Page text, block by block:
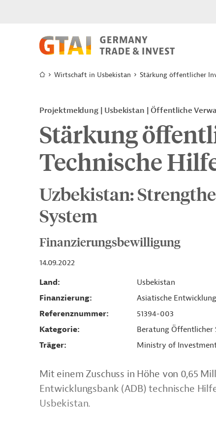
Wirtschaft in Usbekistan Stärkung öffentlicher
Projektmeldung Usbekistan Öffentliche
Stärkung
Technische
Uzbekistan:
System
Finanzierungsbewilligung
14.09.2022
Land
Usbekistan
Finanzierung
Asiatische
Referenznummer
51394-003
Kategorie
Beratung Öffentlicher
Träger
Ministry of
Mit einem Zuschuss in Höhe von 0,65
Entwicklungsbank (ADB) technische
Usbekistan.